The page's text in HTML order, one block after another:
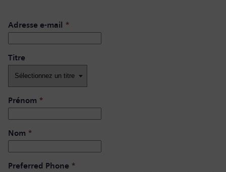
Adresse e-mail *
Titre
Prénom *
Nom *
Preferred Phone *